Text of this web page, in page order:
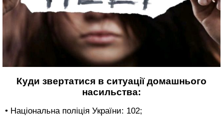
Куди звертатися в ситуації домашнього
насильства:
• Національна поліція України: 102;